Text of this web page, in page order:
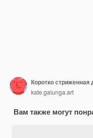
kate.galunga.art
Вам также могут